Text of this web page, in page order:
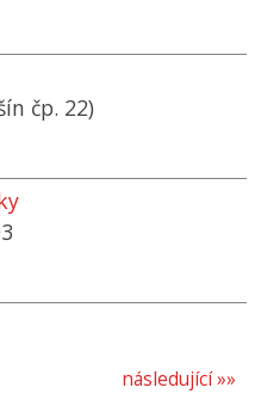
čp. 22)
následující »»